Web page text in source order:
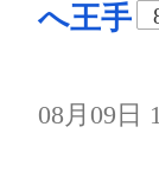
へ王手
08月09日